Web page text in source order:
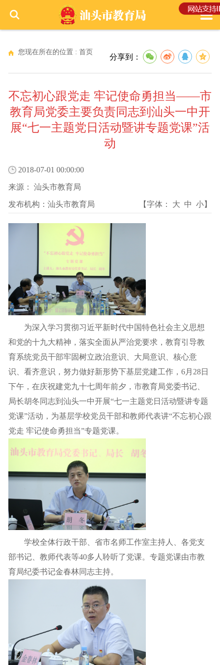
您现在所在的位置 : 首页
分享到：
不忘初心跟党走 牢记使命勇担当——市
教育局党委主要负责同志到汕头一中开
展“七一主题党日活动暨讲专题党课”活
动
2018-07-01 00:00:00
来源： 汕头市教育局
发布机构： 汕头市教育局 【字体： 大 中 小】
为深入学习贯彻习近平新时代中国特色社会主义思想
和党的十九大精神，落实全面从严治党要求，教育引导教
育系统党员干部牢固树立政治意识、大局意识、核心意
识、看齐意识，努力做好新形势下基层党建工作，6月28日
下午，在庆祝建党九十七周年前夕，市教育局党委书记、
局长胡冬同志到汕头一中开展“七一主题党日活动暨讲专题
党课”活动，为基层学校党员干部和教师代表讲“不忘初心跟
党走 牢记使命勇担当”专题党课。
学校全体行政干部、省市名师工作室主持人、各党支
部书记、教师代表等40多人聆听了党课。专题党课由市教
育局纪委书记金春林同志主持。